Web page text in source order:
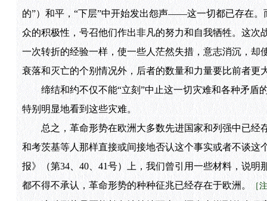
的”）和平，“下层”中开始发出怨声——这一切都已存在
众的积极性，号召他们作出非凡的努力和自我牺牲。这
一次转折的经验一样，使一些人茫然失措，意志消沉，
衰落和灭亡的个别情况外，后者的数量和力量要比前者更
缔结和约不仅不能“立刻”中止这一切灾难和各种矛盾
特别明显地看到这些灾难。
总之，革命形势在欧洲大多数先进国家和列强中已经
和考茨基等人那样直接或间接地否认这个事实或者不谈
报》（第34、40、41号）上，我们曾引用一些材料，说
都不得不承认，革命形势的种种征兆已经存在于欧洲。
［